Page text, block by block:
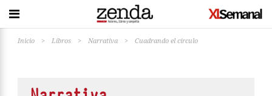
Inicio > Libros > Narrativa > Cuadrando el círculo